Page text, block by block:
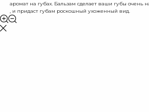
аромат на губах. Бальзам сделает ваши губы
, и придаст губам роскошный ухоженный вид.